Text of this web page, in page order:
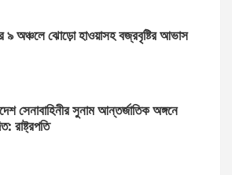
৯ অঞ্চলে ঝোড়ো হাওয়াসহ বজ্রবৃষ্টির আভাস
সেনাবাহিনীর সুনাম আন্তর্জাতিক অঙ্গনে
রাষ্ট্রপতি